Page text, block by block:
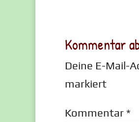
Kommentar
Deine E-Mail-
markiert
Kommentar*